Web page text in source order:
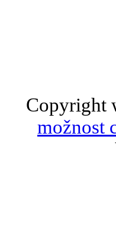
Copyright
možnost